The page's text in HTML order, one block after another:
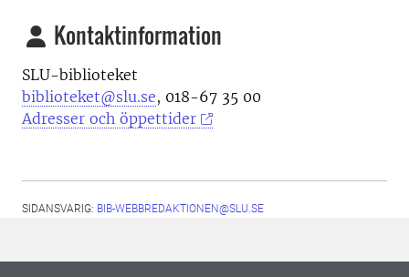
Kontaktinformation
SLU-biblioteket
biblioteket@slu.se, 018-67 35 00
Adresser och öppettider
SIDANSVARIG: BIB-WEBBREDAKTIONEN@SLU.SE